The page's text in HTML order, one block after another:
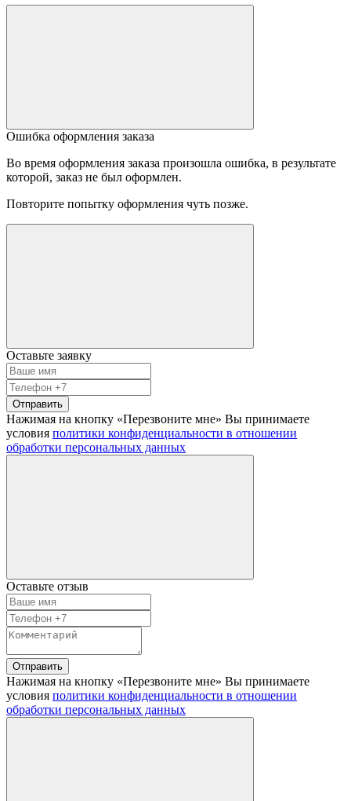
Ошибка оформления заказа
Во время оформления заказа произошла ошибка, в результате
которой, заказ не был оформлен.
Повторите попытку оформления чуть позже.
Оставьте заявку
Отправить
Нажимая на кнопку «Перезвоните мне» Вы принимаете
условия политики конфиденциальности в отношении
обработки персональных данных
Оставьте отзыв
Отправить
Нажимая на кнопку «Перезвоните мне» Вы принимаете
условия политики конфиденциальности в отношении
обработки персональных данных